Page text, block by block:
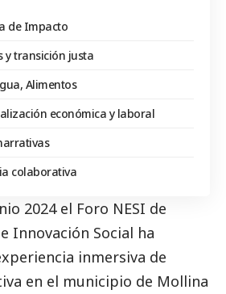
de Impacto
y transición justa
Alimentos
económica y laboral
colaborativa
2024 el Foro NESI de
Innovación Social ha
inmersiva de
en el municipio de Mollina